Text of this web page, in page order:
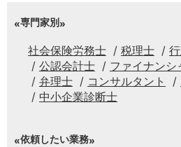
専門家別
社会保険労務士 税理士
公認会計士
ファイナンシ
弁理士
コンサルタント
中小企業診断士
依頼したい業務